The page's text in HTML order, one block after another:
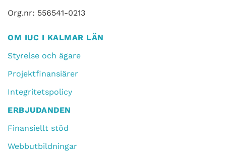
Org.nr: 556541-0213
OM IUC I KALMAR LÄN
Styrelse och ägare
Projektfinansiärer
Integritetspolicy
ERBJUDANDEN
Finansiellt stöd
Webbutbildningar